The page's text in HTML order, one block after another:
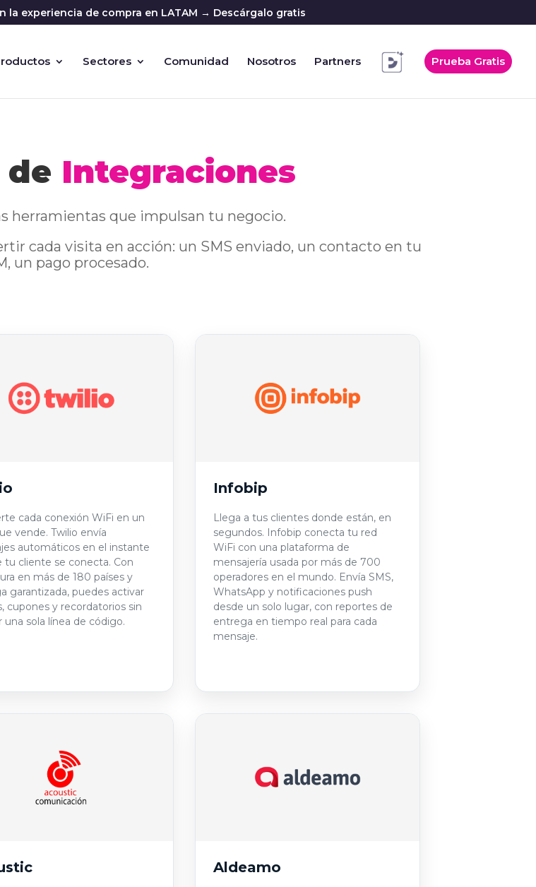
la experiencia de compra en LATAM → Descárgalo gratis
Sectores Comunidad Nosotros Partners Prueba Gratis
Integraciones
herramientas que impulsan tu negocio.
cada visita en acción: un SMS enviado, un contacto en tu
un pago procesado.
cada conexión WiFi en un
vende. Twilio envía
automáticos en el instante
tu cliente se conecta. Con
en más de 180 países y
garantizada, puedes activar
cupones y recordatorios sin
una sola línea de código.
Infobip
Llega a tus clientes donde están, en
segundos. Infobip conecta tu red
WiFi con una plataforma de
mensajería usada por más de 700
operadores en el mundo. Envía SMS,
WhatsApp y notificaciones push
desde un solo lugar, con reportes de
entrega en tiempo real para cada
mensaje.
Aldeamo